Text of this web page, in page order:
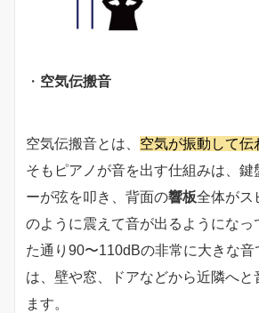
・ 空気伝搬音
空気伝搬音とは、 空気が振動して伝
そもピアノが音を出す仕組みは、鍵
ーが弦を叩き、背面の響板全体がス
のように震えて音が出るようになっ
た通り90〜110dBの非常に大きな
は、壁や窓、ドアなどから近隣へと
ます。